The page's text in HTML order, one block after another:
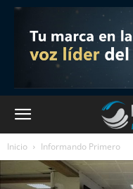
Inicio Informando Primero